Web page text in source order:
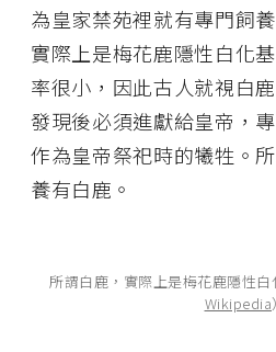
為皇家禁苑裡就有專門飼
實際上是梅花鹿隱性白化
率很小，因此古人就視白
發現後必須進獻給皇帝，
作為皇帝祭祀時的犧牲。
養有白鹿。
所謂白鹿，實際上是梅花鹿隱性
Wikipedia）